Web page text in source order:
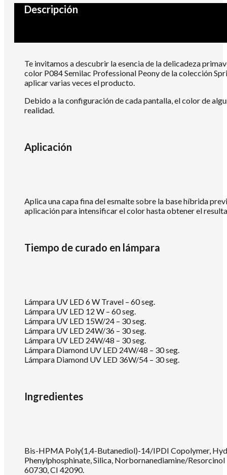
Descripción
Te invitamos a descubrir la esencia de la delicadeza
color P084 Semilac Professional Peony de la colección
aplicar varias veces el producto.
Debido a la configuración de cada pantalla, el color de
realidad.
Aplicación
Aplica una capa fina del esmalte sobre la base híbrida
aplicación para intensificar el color hasta obtener el
Tiempo de curado en lámpara
Lámpara UV LED 6 W Travel – 60 seg.
Lámpara UV LED 12 W – 60 seg.
Lámpara UV LED 15W/24 – 30 seg.
Lámpara UV LED 24W/36 – 30 seg.
Lámpara UV LED 24W/48 – 30 seg.
Lámpara Diamond UV LED 24W/48 – 30 seg.
Lámpara Diamond UV LED 36W/54 – 30 seg.
Ingredientes
Bis-HPMA Poly(1,4-Butanediol)-14/IPDI Copolymer,
Phenylphosphinate, Silica, Norbornanediamine/
60730, CI 42090.